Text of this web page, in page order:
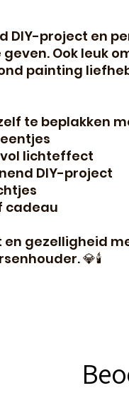
DIY-project en
Ook leuk
painting
te beplakken
lichteffect
DIY-project
cadeau
gezelligheid
💎🕯️